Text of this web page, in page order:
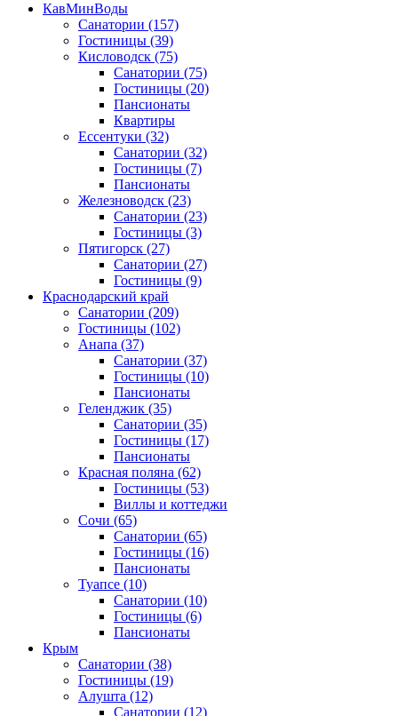
КавМинВоды
Санатории (157)
Гостиницы (39)
Кисловодск (75)
Санатории (75)
Гостиницы (20)
Пансионаты
Квартиры
Ессентуки (32)
Санатории (32)
Гостиницы (7)
Пансионаты
Железноводск (23)
Санатории (23)
Гостиницы (3)
Пятигорск (27)
Санатории (27)
Гостиницы (9)
Краснодарский край
Санатории (209)
Гостиницы (102)
Анапа (37)
Санатории (37)
Гостиницы (10)
Пансионаты
Геленджик (35)
Санатории (35)
Гостиницы (17)
Пансионаты
Красная поляна (62)
Гостиницы (53)
Виллы и коттеджи
Сочи (65)
Санатории (65)
Гостиницы (16)
Пансионаты
Туапсе (10)
Санатории (10)
Гостиницы (6)
Пансионаты
Крым
Санатории (38)
Гостиницы (19)
Алушта (12)
Санатории (12)